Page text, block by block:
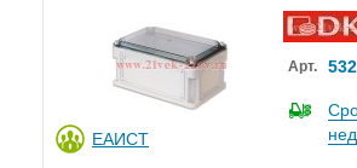
ЕАИСТ
Арт.